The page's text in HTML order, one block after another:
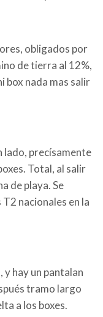
obligados por
de tierra al 12%,
box nada mas salir
lado, precísamente
Total, al salir
de playa. Se
nacionales en la
y hay un pantalan
tramo largo
a los boxes.